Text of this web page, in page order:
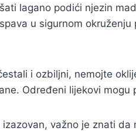
lagano podići njezin
u sigurnom
i ozbiljni, nemojte
Određeni lijekovi
važno je znati